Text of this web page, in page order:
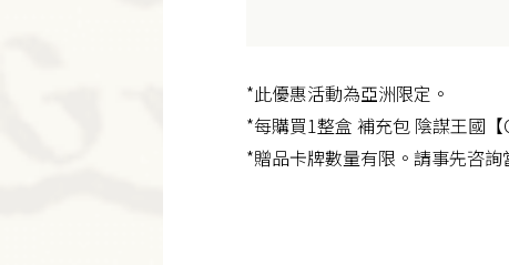
*此優惠活動為亞洲限定。
*每購買1整盒 補充包 陰謀王國
*贈品卡牌數量有限。請事先咨詢